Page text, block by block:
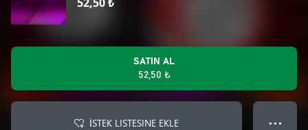
SATIN AL
52,50 ₺
İSTEK LISTESINE EKLE ● ● ●